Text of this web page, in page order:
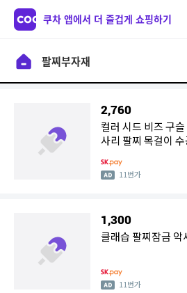
쿠차 앱에서 더 즐겁게 쇼핑하기
2,760
컬러 시드 비즈 구
사리 팔찌 목걸이
11번가
1,300
클래습 팔찌잠금 악
11번가